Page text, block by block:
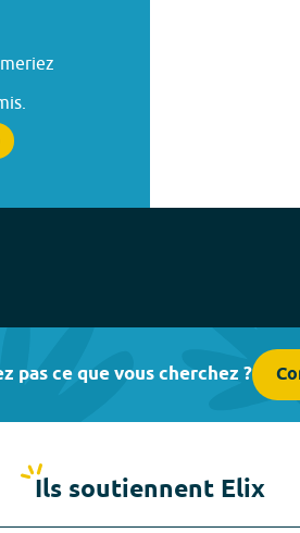
pas ce que vous cherchez ?
Ils soutiennent Elix